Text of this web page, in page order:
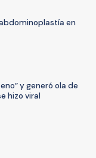
en
y generó ola de
hizo viral